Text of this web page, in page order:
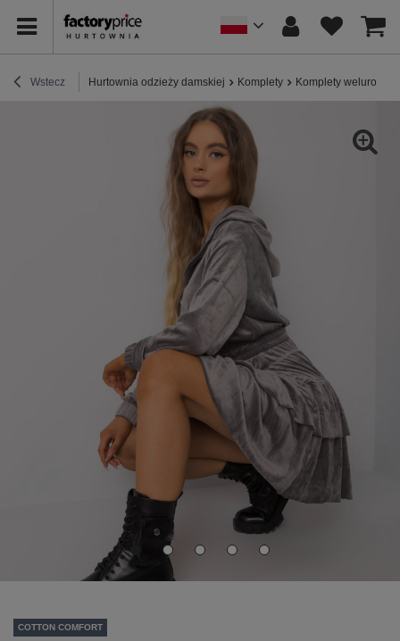
Wstecz Hurtownia odzieży damskiej Komplety Komplety welurowe
COTTON COMFORT